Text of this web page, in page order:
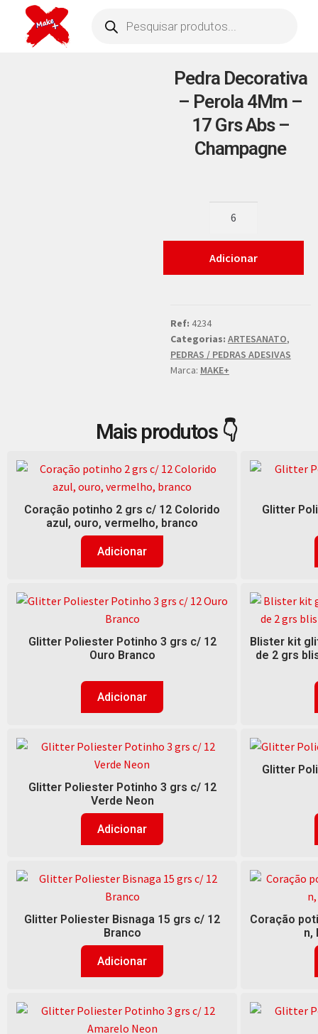
Pedra Decorativa
– Perola 4Mm –
17 Grs Abs –
Champagne
Adicionar
Ref: 4234
Categorias: ARTESANATO,
PEDRAS / PEDRAS ADESIVAS
Marca: MAKE+
Coração potinho 2 grs c/ 12 Colorido
azul, ouro, vermelho, branco
Adicionar
Glitter
Glitter Poliester Potinho 3 grs c/ 12
Ouro Branco
Adicionar
Blister kit
de 2 grs
Glitter Poliester Potinho 3 grs c/ 12
Verde Neon
Adicionar
Glitter
Glitter Poliester Bisnaga 15 grs c/ 12
Branco
Adicionar
Coração
n,
Mais produtos 👇